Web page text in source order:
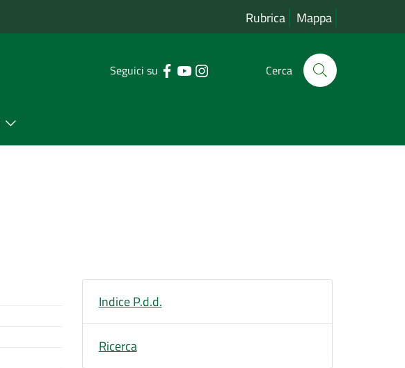
Rubrica Mappa
Seguici su Cerca
Indice P.d.d.
Ricerca